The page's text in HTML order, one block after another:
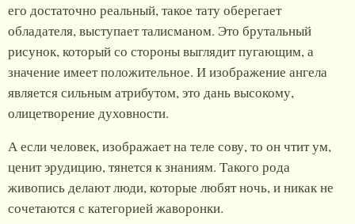
его достаточно реальный, такое тату оберегает
обладателя, выступает талисманом. Это брутальный
рисунок, который со стороны выглядит пугающим, а
значение имеет положительное. И изображение ангела
является сильным атрибутом, это дань высокому,
олицетворение духовности.
А если человек, изображает на теле сову, то он чтит ум,
ценит эрудицию, тянется к знаниям. Такого рода
живопись делают люди, которые любят ночь, и никак не
сочетаются с категорией жаворонки.